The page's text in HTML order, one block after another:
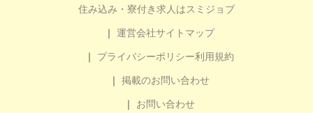
住み込み・寮付き求人はスミジョブ
運営会社サイトマップ
プライバシーポリシー利用規約
掲載のお問い合わせ
お問い合わせ